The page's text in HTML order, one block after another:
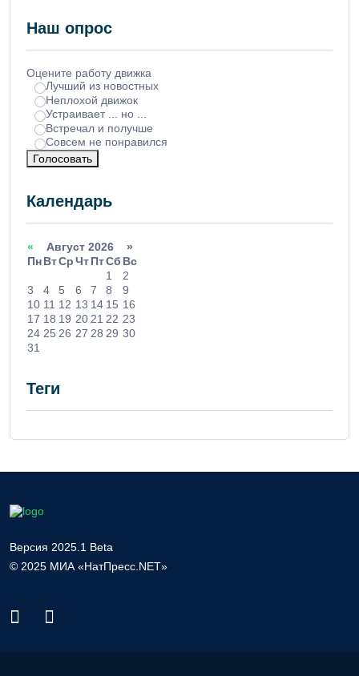
Наш опрос
Оцените работу движка
Лучший из новостных
Неплохой движок
Устраивает ... но ...
Встречал и получше
Совсем не понравился
Голосовать
Календарь
« Август 2026 »
ПнВтСрЧтПтСб Вс
1
2
3
4 5 6 7 8
9
10 11 12 13 14 15 16
17 18 19 20 21 22 23
24 25 26 27 28 29 30
31
Теги
Версия 2025.1 Beta
© 2025 МИА «НатПресс.NET»